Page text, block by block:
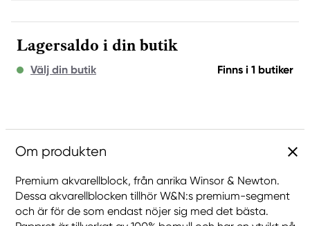
Lagersaldo i din butik
Välj din butik Finns i 1 butiker
Om produkten
Premium akvarellblock, från anrika Winsor & Newton.
Dessa akvarellblocken tillhör W&N:s premium-segment
och är för de som endast nöjer sig med det bästa.